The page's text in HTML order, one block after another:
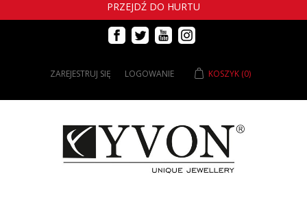
PRZEJDŹ DO HURTU
ZAREJESTRUJ SIĘ LOGOWANIE KOSZYK (0)